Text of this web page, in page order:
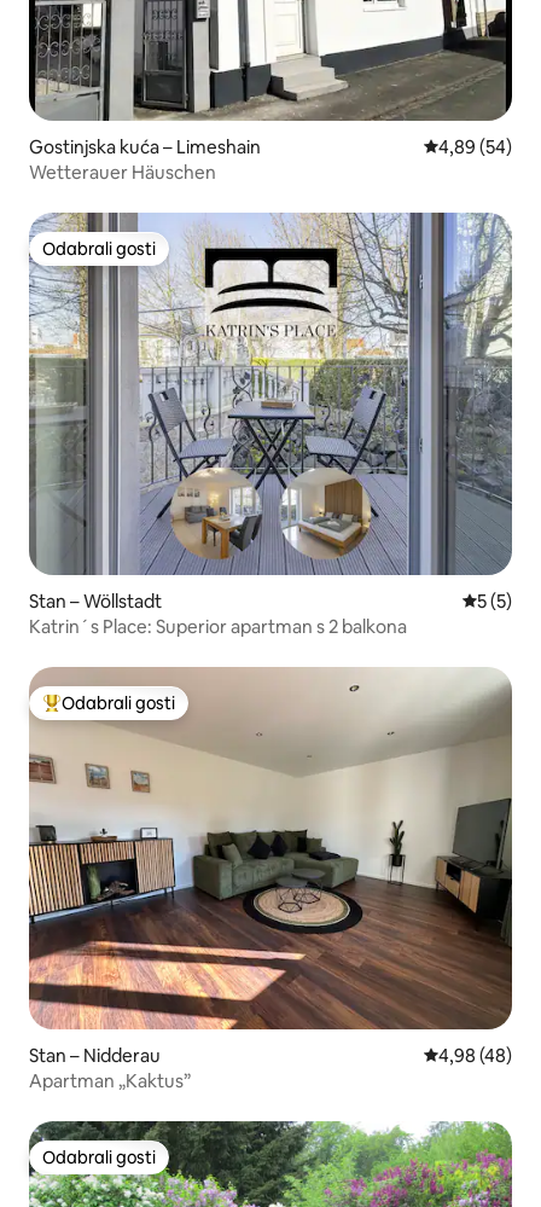
Gostinjska kuća – Limeshain Prosječna
4,89 (54)
Wetterauer Häuschen
Odabrali gosti
Odabrali gosti
Stan – Wöllstadt
5 (5)
Katrin´s Place: Superior apartman s 2 balkona
Među najviše rangiranima s oznakom „Odabrali gosti”
Odabrali gosti
Stan – Nidderau Prosječna
4,98 (48)
Apartman „Kaktus”
Odabrali gosti
Odabrali gosti